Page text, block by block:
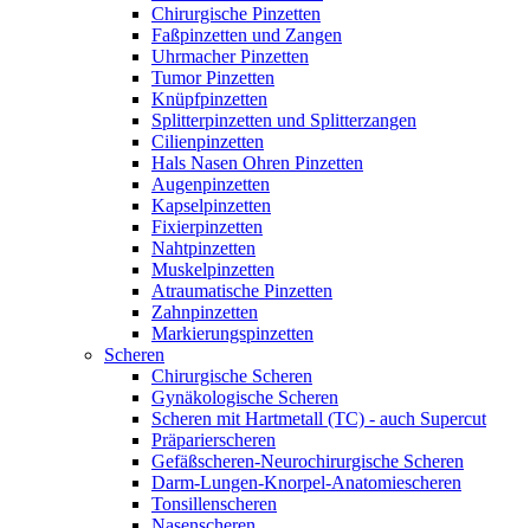
Chirurgische Pinzetten
Faßpinzetten und Zangen
Uhrmacher Pinzetten
Tumor Pinzetten
Knüpfpinzetten
Splitterpinzetten und Splitterzangen
Cilienpinzetten
Hals Nasen Ohren Pinzetten
Augenpinzetten
Kapselpinzetten
Fixierpinzetten
Nahtpinzetten
Muskelpinzetten
Atraumatische Pinzetten
Zahnpinzetten
Markierungspinzetten
Scheren
Chirurgische Scheren
Gynäkologische Scheren
Scheren mit Hartmetall (TC) - auch Supercut
Präparierscheren
Gefäßscheren-Neurochirurgische Scheren
Darm-Lungen-Knorpel-Anatomiescheren
Tonsillenscheren